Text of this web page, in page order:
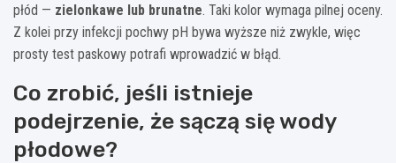
płód — zielonkawe lub brunatne. Taki kolor wymaga pilnej oceny.
Z kolei przy infekcji pochwy pH bywa wyższe niż zwykle, więc
prosty test paskowy potrafi wprowadzić w błąd.
Co zrobić, jeśli istnieje
podejrzenie, że sączą się wody
płodowe?